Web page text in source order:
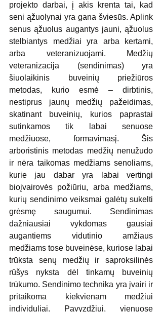
projekto darbai, į akis krenta tai, kad
seni ąžuolynai yra gana šviesūs. Aplink
senus ąžuolus augantys jauni, ąžuolus
stelbiantys medžiai yra arba kertami,
arba veteranizuojami. Medžių
veteranizacija (sendinimas) yra
šiuolaikinis buveinių priežiūros
metodas, kurio esmė – dirbtinis,
nestiprus jaunų medžių pažeidimas,
skatinant buveinių, kurios paprastai
sutinkamos tik labai senuose
medžiuose, formavimasį. Šis
arboristinis metodas medžių nenužudo
ir nėra taikomas medžiams senoliams,
kurie jau dabar yra labai vertingi
bioįvairovės požiūriu, arba medžiams,
kurių sendinimo veiksmai galėtų sukelti
grėsmę saugumui. Sendinimas
dažniausiai vykdomas gausiai
augantiems vidutinio amžiaus
medžiams tose buveinėse, kuriose labai
trūksta senų medžių ir saproksilinės
rūšys nyksta dėl tinkamų buveinių
trūkumo. Sendinimo technika yra įvairi ir
pritaikoma kiekvienam medžiui
individuliai. Pavyzdžiui, vienuose